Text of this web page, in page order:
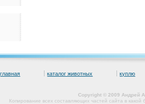
главная каталог животных куплю
Copyright © 2009 Андрей
Копирование всех составляющих частей сайта в